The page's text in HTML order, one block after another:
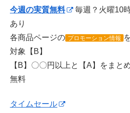
今週の実質無料
毎週？火曜10
あり
各商品ページの プロモーション情報
対象【B】
【B】〇〇円以上と【A】をまと
無料
タイムセール